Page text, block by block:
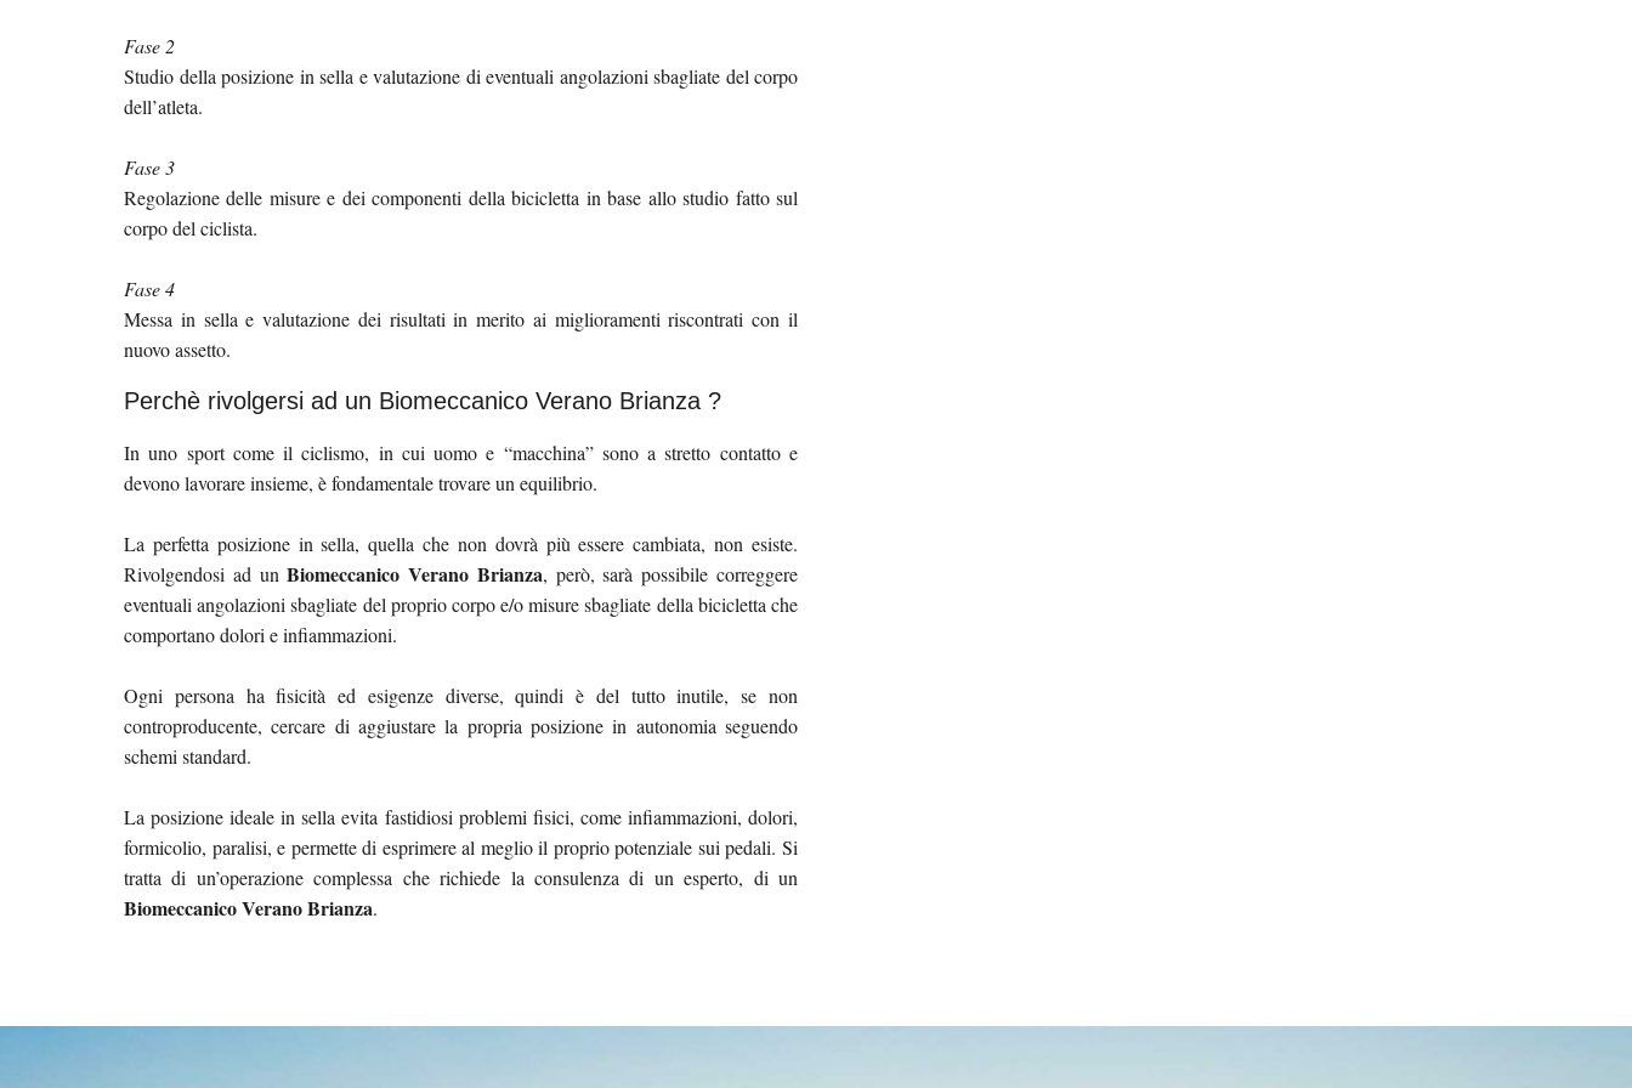
Fase 2
Studio della posizione in sella e valutazione di eventuali angolazioni sbagliate del corpo
dell’atleta.
Fase 3
Regolazione delle misure e dei componenti della bicicletta in base allo studio fatto sul
corpo del ciclista.
Fase 4
Messa in sella e valutazione dei risultati in merito ai miglioramenti riscontrati con il
nuovo assetto.
Perchè rivolgersi ad un Biomeccanico Verano Brianza ?
In uno sport come il ciclismo, in cui uomo e “macchina” sono a stretto contatto e
devono lavorare insieme, è fondamentale trovare un equilibrio.
La perfetta posizione in sella, quella che non dovrà più essere cambiata, non esiste.
Rivolgendosi ad unBiomeccanico Verano Brianza, però, sarà possibile correggere
eventuali angolazioni sbagliate del proprio corpo e/o misure sbagliate della bicicletta che
comportano dolori e infiammazioni.
Ogni persona ha fisicità ed esigenze diverse, quindi è del tutto inutile, se non
controproducente, cercare di aggiustare la propria posizione in autonomia seguendo
schemi standard.
La posizione ideale in sella evita fastidiosi problemi fisici, come infiammazioni, dolori,
formicolio, paralisi, e permette di esprimere al meglio il proprio potenziale sui pedali. Si
tratta di un’operazione complessa che richiede la consulenza di un esperto, di un
Biomeccanico Verano Brianza.